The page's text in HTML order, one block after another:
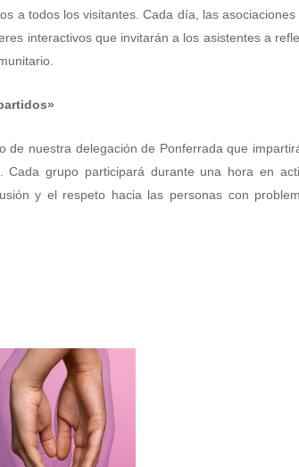
a todos los visitantes. Cada día, las asociaciones
interactivos que invitarán a los asistentes a
de nuestra delegación de Ponferrada que
Cada grupo participará durante una hora en
y el respeto hacia las personas con